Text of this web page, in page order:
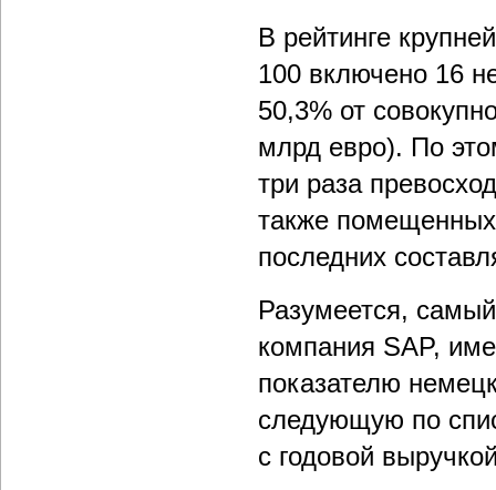
В рейтинге
100 включено 16
50,3% от
млрд евро). По
три раза
также помещенных
последних
Разумеется,
компания SAP,
показателю
следующую по
с годовой